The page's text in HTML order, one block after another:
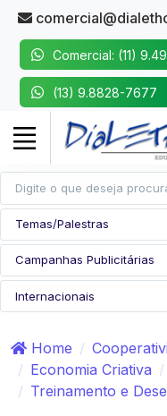
Comercial: (11)
(13) 9.8828-7677
Home
Economia Criativa
Treinamento e